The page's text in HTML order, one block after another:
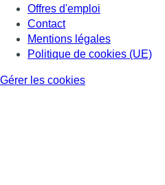
Offres d'emploi
Contact
Mentions légales
Politique de cookies (UE)
Gérer les cookies